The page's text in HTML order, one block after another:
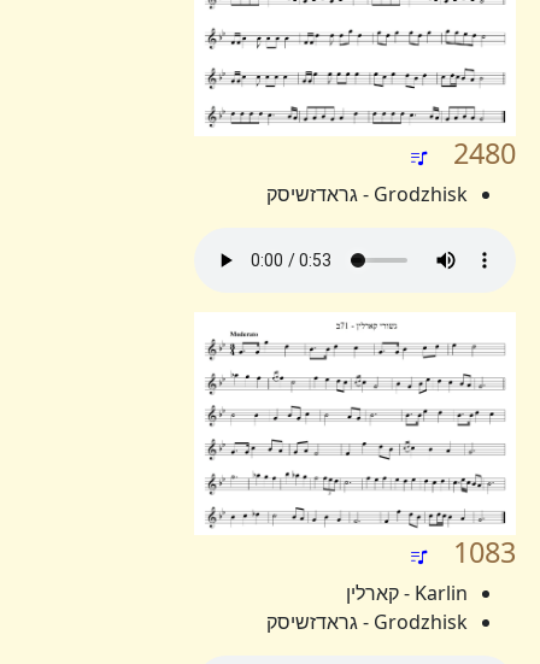
2480
Grodzhisk - גראדזשיסק
1083
Karlin - קארלין
Grodzhisk - גראדזשיסק